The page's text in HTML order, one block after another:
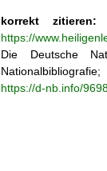
korrekt zitieren:
https://
Die Deutsche
https://d-nb.info/